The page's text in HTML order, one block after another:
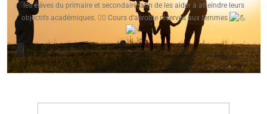
les élèves du primaire et secondaire, afin de les aider à atteindre leurs
objectifs académiques. 🏋️‍♀️ Cours d’aérobie réservés aux femmes